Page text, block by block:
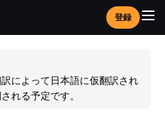
登録
によって日本語に仮翻訳され
れる予定です。